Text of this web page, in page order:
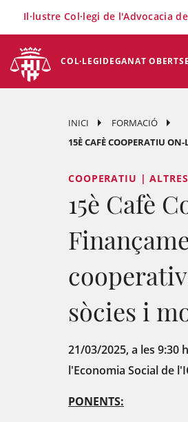
COL·LEGIDEGANAT OBERT
Il·lustre Col·legi de l'Advocacia
INICI
FORMACIÓ
15È CAFÈ COOPERATIU
COOPERATIU |
15è Cafè
sòcies i
21/03/2025, a les 9:30
l'Economia Social de
PONENTS: